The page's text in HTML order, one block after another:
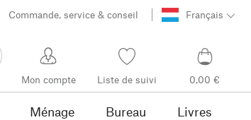
Commande, service & conseil Français
Mon compte Liste de suivi 0,00 €
Ménage Bureau
Livres